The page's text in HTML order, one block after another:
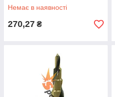
Немає в наявності
270,27 ₴